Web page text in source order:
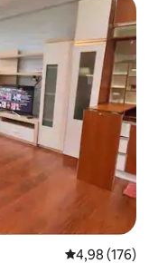
4,98 de uma
4,98 (176)